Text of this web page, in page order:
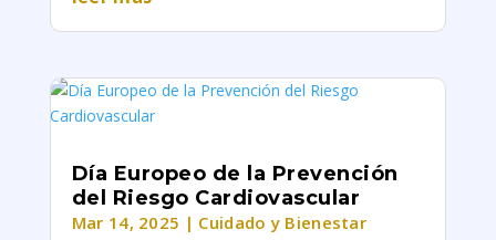
Día Europeo de la Prevención
del Riesgo Cardiovascular
Mar 14, 2025 | Cuidado y Bienestar